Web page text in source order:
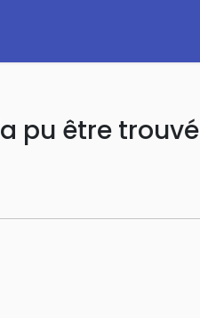
pu être trouvé